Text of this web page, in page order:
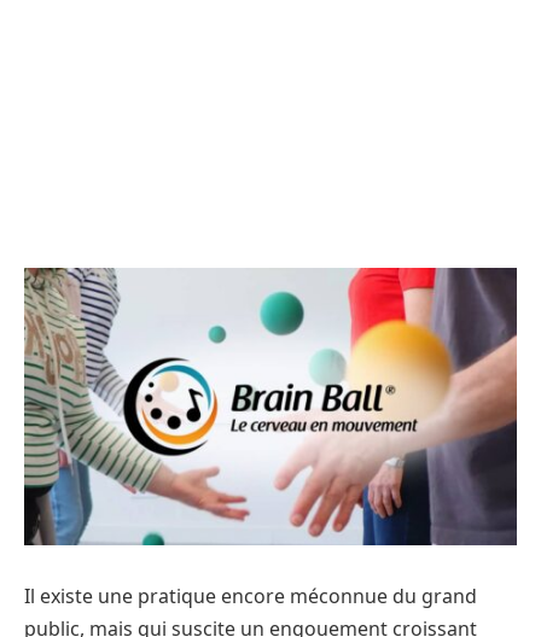
Il existe une pratique encore méconnue du grand
public, mais qui suscite un engouement croissant